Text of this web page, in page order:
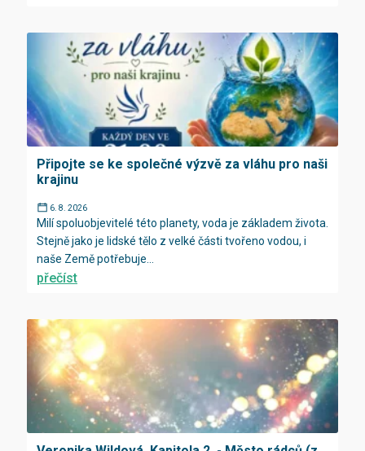
Připojte se ke společné výzvě za vláhu pro naši
krajinu
6. 8. 2026
Milí spoluobjevitelé této planety, voda je základem života.
Stejně jako je lidské tělo z velké části tvořeno vodou, i
naše Země potřebuje...
přečíst